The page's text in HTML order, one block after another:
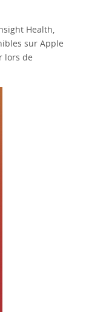
Health,
sur Apple
lors de